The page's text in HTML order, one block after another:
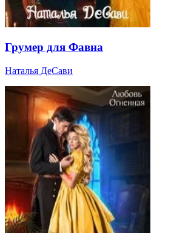
Грумер для Фавна
Наталья ДеСави